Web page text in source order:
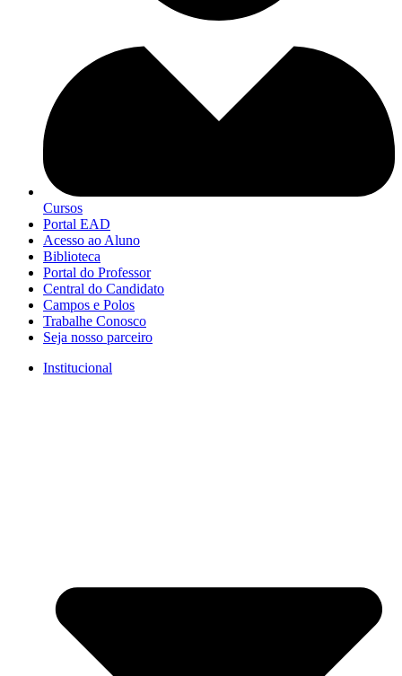
Cursos
Portal EAD
Acesso ao Aluno
Biblioteca
Portal do Professor
Central do Candidato
Campos e Polos
Trabalhe Conosco
Seja nosso parceiro
Institucional